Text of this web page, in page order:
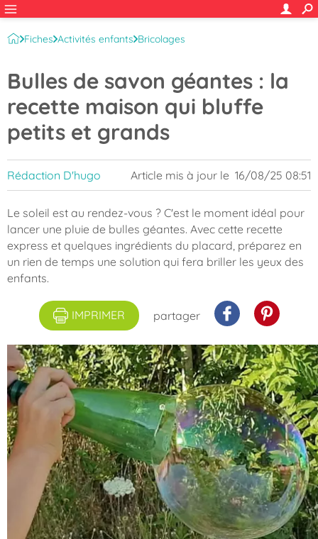
Fiches Activités enfants Bricolages
Bulles de savon géantes : la
recette maison qui bluffe
petits et grands
Rédaction D'hugo Article mis à jour le 16/08/25 08:51
Le soleil est au rendez-vous ? C'est le moment idéal pour
lancer une pluie de bulles géantes. Avec cette recette
express et quelques ingrédients du placard, préparez en
un rien de temps une solution qui fera briller les yeux des
enfants.
IMPRIMER partager
Les enfants adorent faire des bulles de savon, surtout